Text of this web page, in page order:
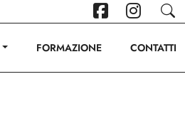
FORMAZIONE CONTATTI